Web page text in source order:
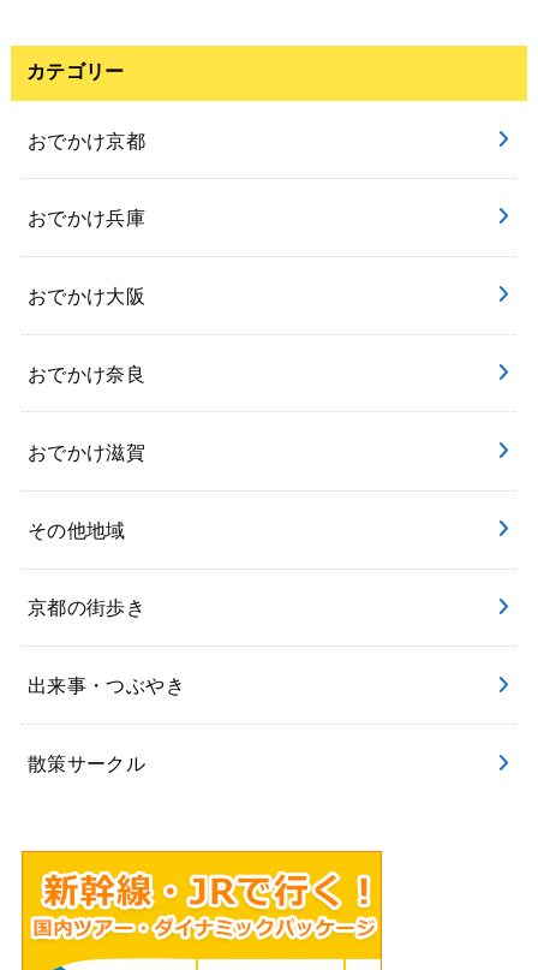
カテゴリー
おでかけ京都
おでかけ兵庫
おでかけ大阪
おでかけ奈良
おでかけ滋賀
その他地域
京都の街歩き
出来事・つぶやき
散策サークル